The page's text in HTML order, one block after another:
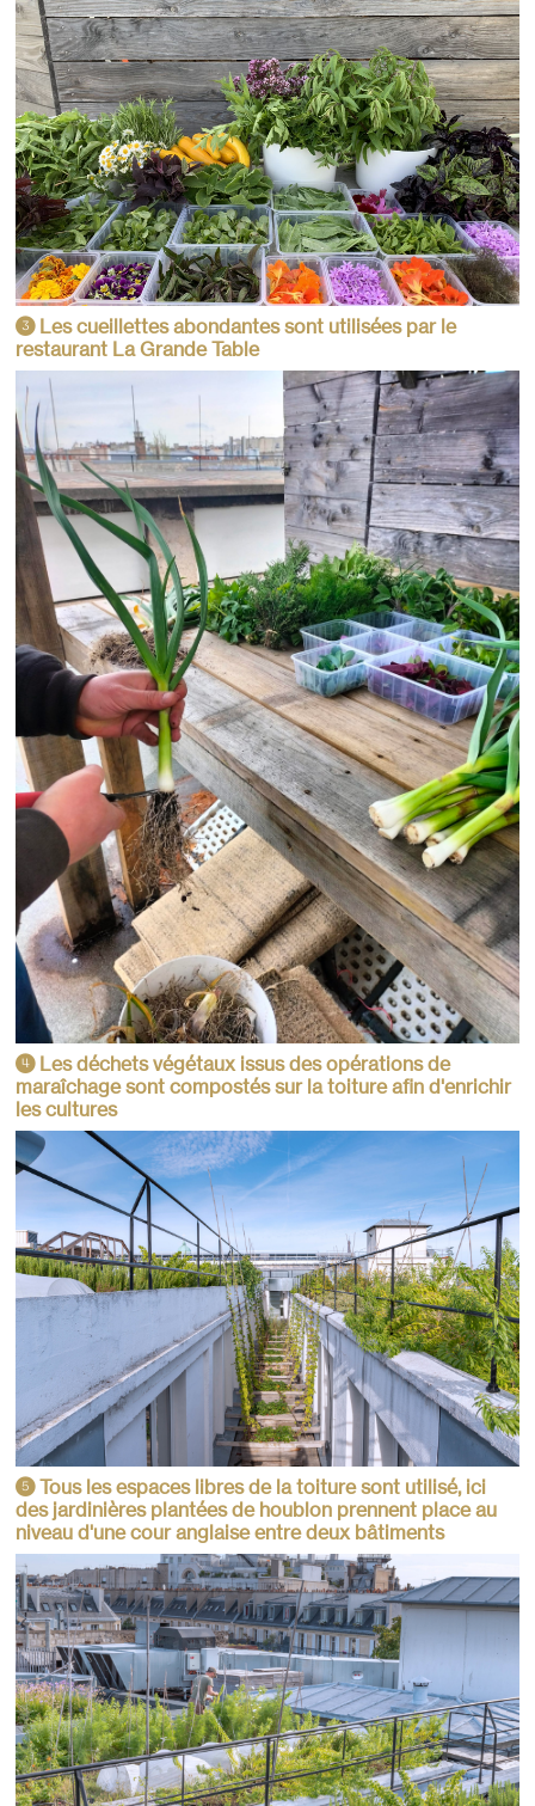
3Les cueillettes abondantes sont utilisées par le
restaurant La Grande Table
4Les déchets végétaux issus des opérations de
maraîchage sont compostés sur la toiture afin d'enrichir
les cultures
5Tous les espaces libres de la toiture sont utilisé, ici
des jardinières plantées de houblon prennent place au
niveau d'une cour anglaise entre deux bâtiments